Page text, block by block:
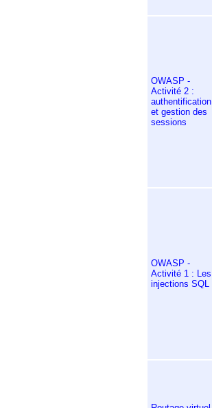
OWASP -
Activité 2 :
authentification
et gestion des
sessions
OWASP -
Activité 1 : Les
injections SQL